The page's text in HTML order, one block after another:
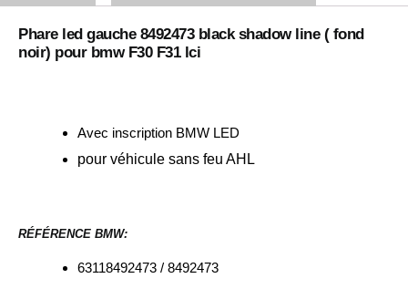
Phare led gauche 8492473 black shadow line ( fond
noir) pour bmw F30 F31 lci
Avec inscription BMW LED
pour véhicule sans feu AHL
RÉFÉRENCE BMW:
63118492473 / 8492473